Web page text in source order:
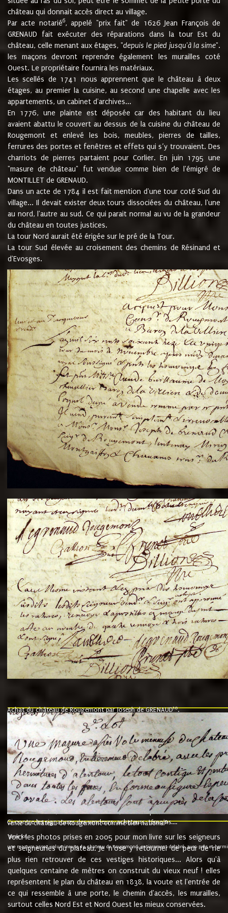
château qui donnait accès direct au village.
Par acte notarié6, appelé "prix fait" de 1626 Jean François de
GRENAUD fait exécuter des réparations dans la tour Est du
château, celle menant aux étages, "depuis le pied jusqu'à la sime".
les maçons devront reprendre également les murailles coté
Ouest. Le propriétaire fournira les matériaux.
Les scellés de 1741 nous apprennent que le château à deux
étages, au premier la cuisine, au second une chapelle avec les
appartements, un cabinet d'archives...
En 1776, une plainte est déposée car des habitant du lieu
avaient abattu le couvert au dessus de la cuisine du château de
Rougemont et enlevé les bois, meubles, pierres de tailles,
ferrures des portes et fenêtres et effets qui s’y trouvaient. Des
charriots de pierres partaient pour Corlier. En juin 1795 une
"masure de château" fut vendue comme bien de l'émigré de
MONTILLET de GRENAUD.
Dans un acte de 1784 il est fait mention d'une tour coté Sud du
village... Il devait exister deux tours dissociées du château, l'une
au nord, l'autre au sud. Ce qui parait normal au vu de la grandeur
du château en toutes justices.
La tour Nord aurait été érigée sur le pré de la Tour.
La tour Sud élevée au croisement des chemins de Résinand et
d'Evosges.
Achat du château de Rougemont par Joseph de GRENAUD10.
"l'an mil six cent soixante treze le ving neuvième jour du mois de
nommé fut présent Messire Claude Guillaume de Moyriat chevalier baron
vend, purement simplement et irrevocablement a monseigneur monsieur
et chavannes conseiller du roy au parlement de Bourgogne, present et
que le dit seigneur Baron de la Vellière a sur ses hommes, indivisables et
de la Velliere tout ainsi et comme le dit seigneur Baron et ses
présent......"
suivent les rentes, donation des terriers, etc... au prix de 880 livre louis
Ci contre les signatures des vendeurs, acheteurs, témoins....
vente du château de Rougemont comme bien national9.
"3ème lot
une mazure assez volumineuse du chateau de Rougemond, entierement delabré, avec près et
Voici les photos prises en 2005 pour mon livre sur les seigneurs
et seigneuries du plateau. Je n'ose y retourner de peur de ne
plus rien retrouver de ces vestiges historiques... Alors qu'à
quelques centaine de mètres on construit du vieux neuf ! elles
représentent le plan du château en 1838, la voute et l'entrée de
ce qui ressemble à une porte, le chemin d'accès, les murailles,
surtout celles Nord Est et Nord Ouest les mieux conservées.